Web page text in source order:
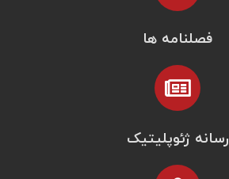
فصلنامه ها
رسانه ژئوپلیتیک